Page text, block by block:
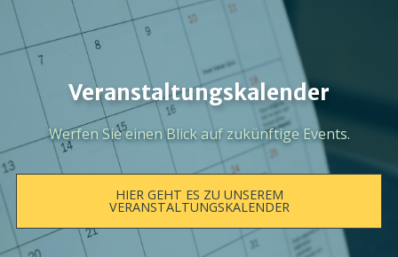
Veranstaltungskalender
Werfen Sie einen Blick auf zukünftige Events.
HIER GEHT ES ZU UNSEREM
VERANSTALTUNGSKALENDER